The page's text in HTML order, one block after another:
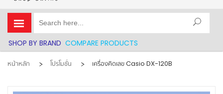
SHOP BY BRAND COMPARE PRODUCTS
หน้าหลัก โปรโมชั่น เครื่องคิดเลข Casio DX-120B